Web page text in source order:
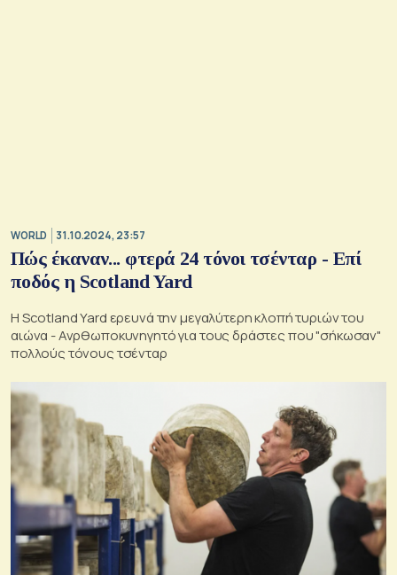
WORLD 31.10.2024, 23:57
Πώς έκαναν... φτερά 24 τόνοι τσένταρ - Επί
ποδός η Scotland Yard
Η Scotland Yard ερευνά την μεγαλύτερη κλοπή τυριών του
αιώνα - Ανρθωποκυνηγητό για τους δράστες που "σήκωσαν"
πολλούς τόνους τσένταρ